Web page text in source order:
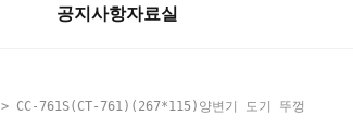
공지사항자료실
> CC-761S(CT-761)(267*115)양변기 도기 뚜껑